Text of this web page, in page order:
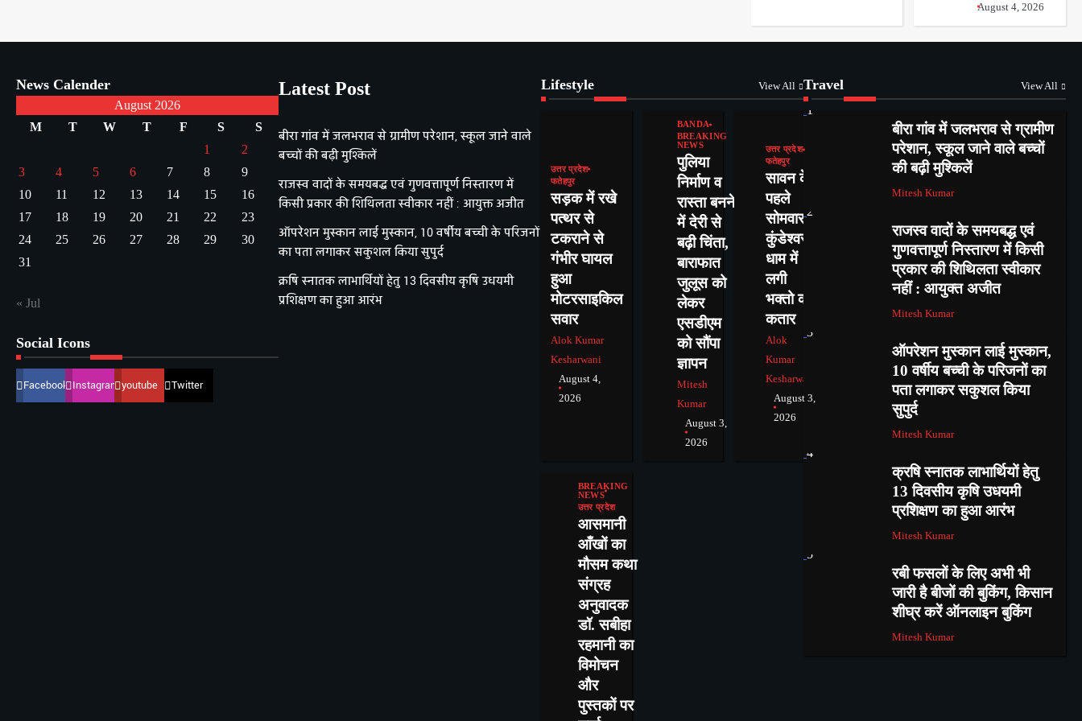
August 4, 2026
News Calender
August 2026
M
T W T F S
S
1
2
3
4 5 6 7 8
9
10
11 12 13 14 15
16
17
18 19 20 21 22
23
24
25 26 27 28 29
30
31
« Jul
Social Icons
Facebook Instagramyoutube Twitter
Latest Post
बीरा गांव में जलभराव से ग्रामीण परेशान, स्कूल जाने वाले
बच्चों की बढ़ी मुश्किलें
राजस्व वादों के समयबद्ध एवं गुणवत्तापूर्ण निस्तारण में
किसी प्रकार की शिथिलता स्वीकार नहीं : आयुक्त अजीत
ऑपरेशन मुस्कान लाई मुस्कान, 10 वर्षीय बच्ची के परिजनों
का पता लगाकर सकुशल किया सुपुर्द
क्रषि स्नातक लाभार्थियों हेतु 13 दिवसीय कृषि उधयमी
प्रशिक्षण का हुआ आरंभ
Lifestyle View All
उत्तर प्रदेश
फतेहपुर
सड़क में रखे
पत्थर से
टकराने से
गंभीर घायल
हुआ
मोटरसाइकिल
सवार
Alok Kumar
Kesharwani
August 4,
2026
BANDA
BREAKING
NEWS
पुलिया
निर्माण व
रास्ता बनने
में देरी से
बढ़ी चिंता,
बाराफात
जुलूस को
लेकर
एसडीएम
को सौंपा
ज्ञापन
Mitesh
Kumar
August 3,
2026
उत्तर प्रदेश
फतेहपुर
सावन के
पहले
सोमवार में
कुंडेश्वर
धाम में
लगी
भक्तो की
कतार
Alok
Kumar
Kesharwani
August 3,
2026
BREAKING
NEWS
उत्तर प्रदेश
आसमानी
आँखों का
मौसम कथा
संग्रह
अनुवादक
डॉ. सबीहा
रहमानी का
विमोचन
और
पुस्तकों पर
Travel View All
1
बीरा गांव में जलभराव से ग्रामीण
परेशान, स्कूल जाने वाले बच्चों
की बढ़ी मुश्किलें
Mitesh Kumar
2
राजस्व वादों के समयबद्ध एवं
गुणवत्तापूर्ण निस्तारण में किसी
प्रकार की शिथिलता स्वीकार
नहीं : आयुक्त अजीत
Mitesh Kumar
3
ऑपरेशन मुस्कान लाई मुस्कान,
10 वर्षीय बच्ची के परिजनों का
पता लगाकर सकुशल किया
सुपुर्द
Mitesh Kumar
4
क्रषि स्नातक लाभार्थियों हेतु
13 दिवसीय कृषि उधयमी
प्रशिक्षण का हुआ आरंभ
Mitesh Kumar
5
रबी फसलों के लिए अभी भी
जारी है बीजों की बुकिंग, किसान
शीघ्र करें ऑनलाइन बुकिंग
Mitesh Kumar